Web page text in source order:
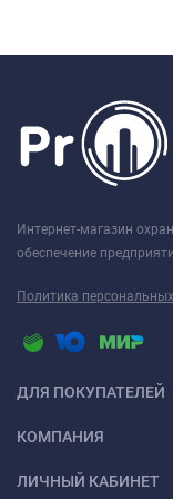
Интернет-магазин
обеспечение
Политика
ДЛЯ ПОКУПАТЕЛЕЙ
КОМПАНИЯ
ЛИЧНЫЙ КАБИНЕТ